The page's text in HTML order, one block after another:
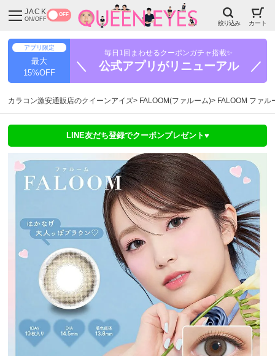
JACK
ON/OFF
OFF
絞り込み カート
アプリ限定
最大
15%OFF
毎日1回まわせるクーポンガチャ搭載✨
＼ 公式アプリがリニューアル ／
カラコン激安通販店のクイーンアイズ FALOOM(ファルーム) FALOOM ファ
LINE友だち登録でクーポンプレゼント♥